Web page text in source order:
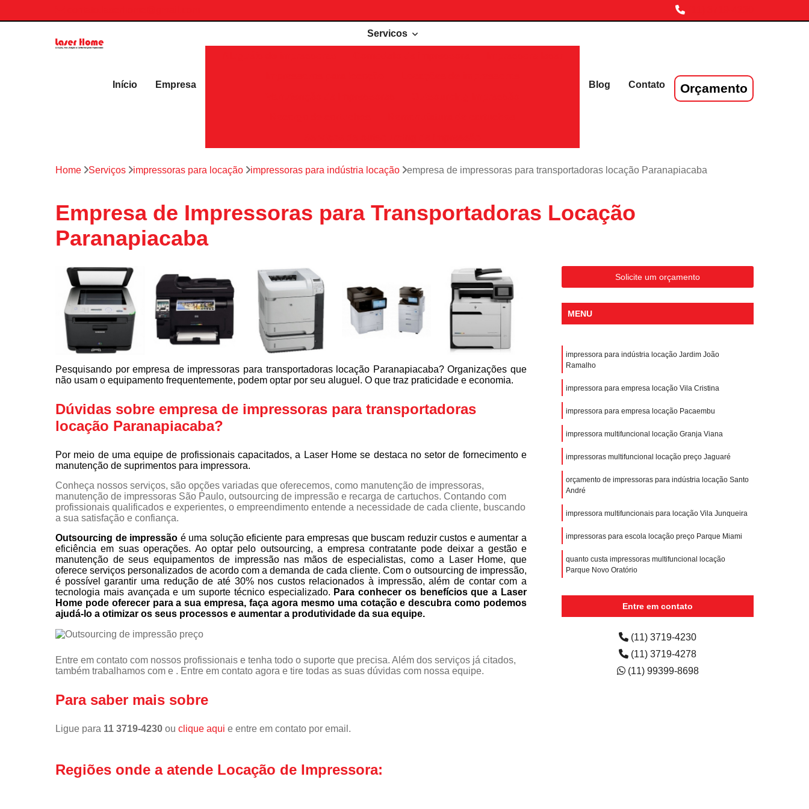
Início Empresa
Servicos
Blog Contato Orçamento
Home Serviços impressoras para locação impressoras para indústria locação empresa de impressoras para transportadoras locação Paranapiacaba
Empresa de Impressoras para Transportadoras Locação
Paranapiacaba
Pesquisando por empresa de impressoras para transportadoras locação Paranapiacaba? Organizações que
não usam o equipamento frequentemente, podem optar por seu aluguel. O que traz praticidade e economia.
Dúvidas sobre empresa de impressoras para transportadoras
locação Paranapiacaba?
Por meio de uma equipe de profissionais capacitados, a Laser Home se destaca no setor de fornecimento e
manutenção de suprimentos para impressora.
Conheça nossos serviços, são opções variadas que oferecemos, como manutenção de impressoras,
manutenção de impressoras São Paulo, outsourcing de impressão e recarga de cartuchos. Contando com
profissionais qualificados e experientes, o empreendimento entende a necessidade de cada cliente, buscando
a sua satisfação e confiança.
Outsourcing de impressão é uma solução eficiente para empresas que buscam reduzir custos e aumentar a
eficiência em suas operações. Ao optar pelo outsourcing, a empresa contratante pode deixar a gestão e
manutenção de seus equipamentos de impressão nas mãos de especialistas, como a Laser Home, que
oferece serviços personalizados de acordo com a demanda de cada cliente. Com o outsourcing de impressão,
é possível garantir uma redução de até 30% nos custos relacionados à impressão, além de contar com a
tecnologia mais avançada e um suporte técnico especializado. Para conhecer os benefícios que a Laser
Home pode oferecer para a sua empresa, faça agora mesmo uma cotação e descubra como podemos
ajudá-lo a otimizar os seus processos e aumentar a produtividade da sua equipe.
Entre em contato com nossos profissionais e tenha todo o suporte que precisa. Além dos serviços já citados,
também trabalhamos com e . Entre em contato agora e tire todas as suas dúvidas com nossa equipe.
Para saber mais sobre
Ligue para 11 3719-4230 ou clique aqui e entre em contato por email.
Solicite um orçamento
MENU
impressora para indústria locação Jardim João
Ramalho
impressora para empresa locação Vila Cristina
impressora para empresa locação Pacaembu
impressora multifuncional locação Granja Viana
impressoras multifuncional locação preço Jaguaré
orçamento de impressoras para indústria locação Santo
André
impressora multifuncionais para locação Vila Junqueira
impressoras para escola locação preço Parque Miami
quanto custa impressoras multifuncional locação
Parque Novo Oratório
Entre em contato
(11) 3719-4230
(11) 3719-4278
(11) 99399-8698
Regiões onde a atende Locação de Impressora: